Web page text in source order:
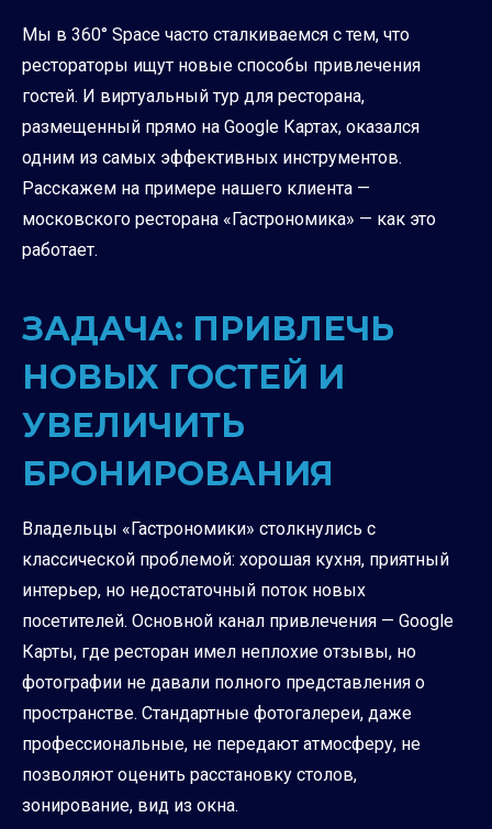
Мы в 360° Space часто сталкиваемся с тем, что
рестораторы ищут новые способы привлечения
гостей. И виртуальный тур для ресторана,
размещенный прямо на Google Картах, оказался
одним из самых эффективных инструментов.
Расскажем на примере нашего клиента —
московского ресторана «Гастрономика» — как это
работает.
ЗАДАЧА: ПРИВЛЕЧЬ
НОВЫХ ГОСТЕЙ И
УВЕЛИЧИТЬ
БРОНИРОВАНИЯ
Владельцы «Гастрономики» столкнулись с
классической проблемой: хорошая кухня, приятный
интерьер, но недостаточный поток новых
посетителей. Основной канал привлечения — Google
Карты, где ресторан имел неплохие отзывы, но
фотографии не давали полного представления о
пространстве. Стандартные фотогалереи, даже
профессиональные, не передают атмосферу, не
позволяют оценить расстановку столов,
зонирование, вид из окна.